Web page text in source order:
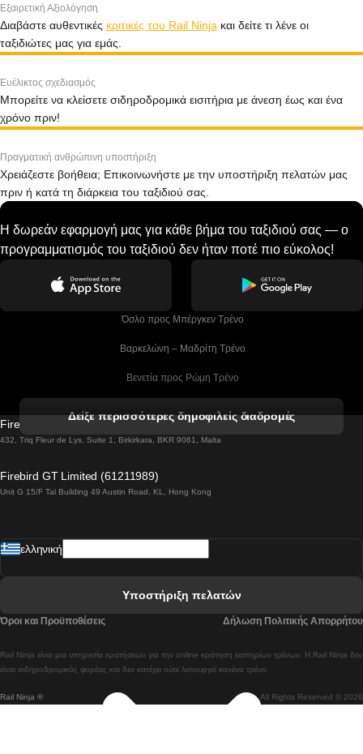
Εξαιρετική Αξιολόγηση
Διαβάστε αυθεντικές κριτικές του Rail Ninja και δείτε τι λένε οι
ταξιδιώτες μας για εμάς.
Ευέλικτος σχεδιασμός
Μπορείτε να κλείσετε σιδηροδρομικά εισιτήρια με άνεση έως και ένα
χρόνο πριν!
Πραγματική ανθρώπινη υποστήριξη
Χρειάζεστε βοήθεια; Επικοινωνήστε με την υποστήριξη πελατών μας
πριν ή κατά τη διάρκεια του ταξιδιού σας.
Η δωρεάν εφαρμογή μας για κάθε βήμα του ταξιδιού σας — ο
προγραμματισμός του ταξιδιού δεν ήταν ποτέ πιο εύκολος!
Όσλο προς Μπέργκεν Tρένο
Βαρκελώνη – Μαδρίτη Tρένο
Βενετία προς Ρώμη Τρένο
Βιέννη προς Σάλτσμπουργκ Τρένα
Βουδαπέστη προς Πράγα Tρένο
Λισαβόνα προς Λάγος Tρένο
Λισαβόνα προς Μαδρίτη Τρένα
Δείξε περισσότερες δημοφιλείς διαδρομές
Firebird GT Limited (OC 1451)
432, Triq Fleur de Lys, Suite 1, Birkirkara, BKR 9061, Malta
Firebird GT Limited (61211989)
Unit G 15/F Tal Building 49 Austin Road, KL, Hong Kong
Rail Ninja ® All Rights Reserved © 2026
Rail Ninja είναι μια υπηρεσία κρατήσεων για την online κράτηση εισιτηρίων τρένων. Η Rail Ninja δεν
είναι σιδηροδρομικός φορέας και δεν κατέχει ούτε λειτουργεί κανένα τρένο.
ελληνική
Υποστήριξη πελατών
Όροι και Προϋποθέσεις Δήλωση Πολιτικής Απορρήτου